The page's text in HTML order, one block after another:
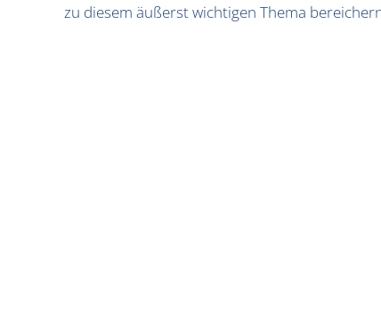
zu diesem äußerst wichtigen Thema